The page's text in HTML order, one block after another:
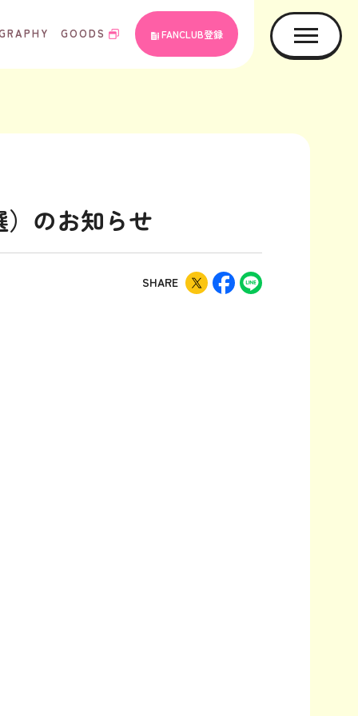
GOODS FANCLUB登録
のお知らせ
SHARE